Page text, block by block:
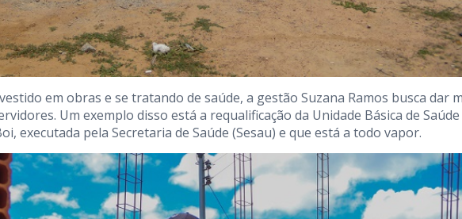
em obras e se tratando de saúde, a gestão Suzana Ramos busca dar
Um exemplo disso está a requalificação da Unidade Básica de Saúde
executada pela Secretaria de Saúde (Sesau) e que está a todo vapor.